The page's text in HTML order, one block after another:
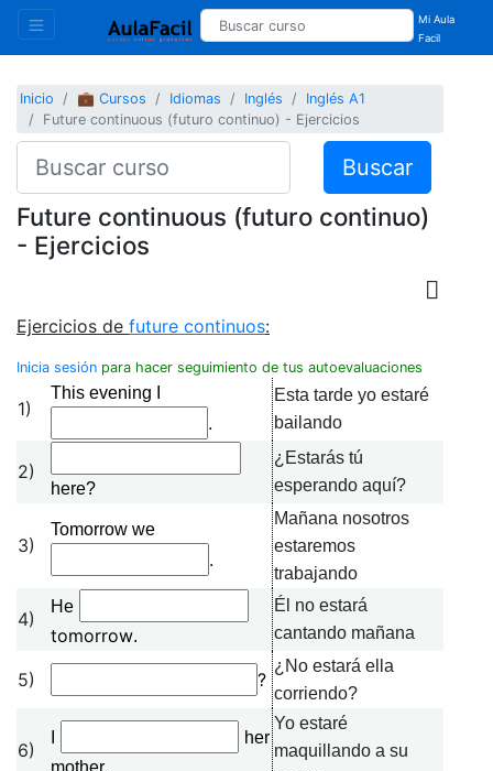
Mi Aula
Facil
Inicio 💼 Cursos Idiomas Inglés
Inglés A1
Future continuous (futuro continuo) - Ejercicios
Buscar
Future continuous (futuro continuo)
- Ejercicios
Ejercicios de future continuos:
Inicia sesión para hacer seguimiento de tus autoevaluaciones
1)
This evening I
.
Esta tarde yo estaré
bailando
2)
here?
¿Estarás tú
esperando aquí?
3)
Tomorrow we
.
Mañana nosotros
estaremos
trabajando
4)
He
tomorrow.
Él no estará
cantando mañana
5) ?
¿No estará ella
corriendo?
6)
her
mother.
Yo estaré
maquillando a su